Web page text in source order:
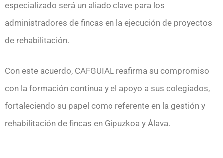
especializado será un aliado clave para los
administradores de fincas en la ejecución de proyectos
de rehabilitación.
Con este acuerdo, CAFGUIAL reafirma su compromiso
con la formación continua y el apoyo a sus colegiados,
fortaleciendo su papel como referente en la gestión y
rehabilitación de fincas en Gipuzkoa y Álava.